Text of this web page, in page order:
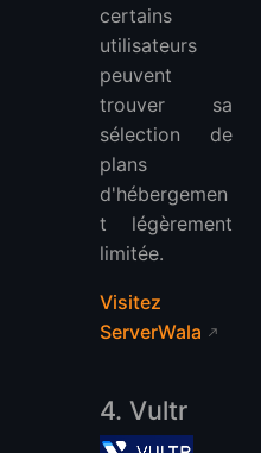
certains
utilisateurs
peuvent
trouver sa
sélection de
plans
d'hébergemen
t légèrement
limitée.
Visitez
ServerWala
4. Vultr